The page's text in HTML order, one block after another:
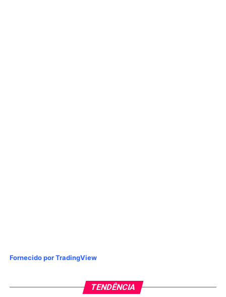
doações para fins de incentivos fiscais entre outros.
CNPJ ou CPF e estar em via original, comprovantes
oficiais de doação a candidato político.
Fornecido por TradingView
TENDÊNCIA